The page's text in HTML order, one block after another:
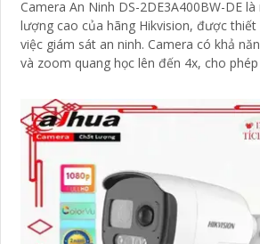
Camera An Ninh DS-2DE3A400BW-DE
lượng cao của hãng Hikvision, được thiết
việc giám sát an ninh. Camera có khả năng quay quét 360 độ
và zoom quang học lên đến 4x, cho